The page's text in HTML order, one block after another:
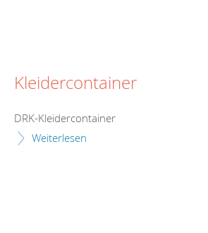
Kleidercontainer
DRK-Kleidercontainer
Weiterlesen